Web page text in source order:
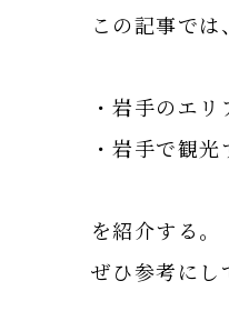
この記事では、
・岩手のエ
・岩手で観
を紹介する。
ぜひ参考にし